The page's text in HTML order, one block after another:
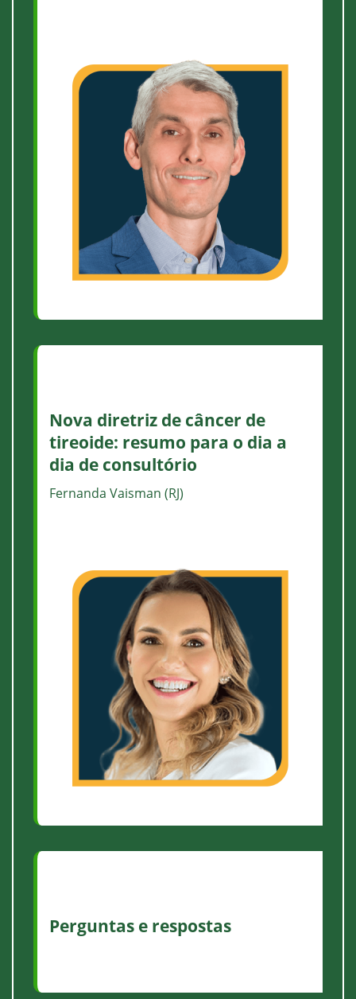
Nova diretriz de câncer de
tireoide: resumo para o dia a
dia de consultório
Fernanda Vaisman (RJ)
Perguntas e respostas